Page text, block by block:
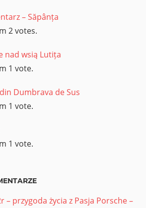
– Săpânța
2 votes.
nad wsią Lutița
1 vote.
Dumbrava de Sus
1 vote.
1 vote.
– przygoda życia z Pasja Porsche –